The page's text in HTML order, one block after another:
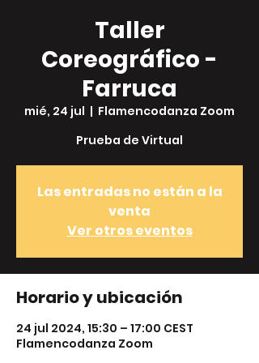
Taller
Coreográfico -
Farruca
mié, 24 jul
  |
Flamencodanza Zoom
Prueba de Virtual
Las entradas no están a la
venta
Ver otros eventos
Horario y ubicación
24 jul 2024, 15:30 – 17:00 CEST
Flamencodanza Zoom